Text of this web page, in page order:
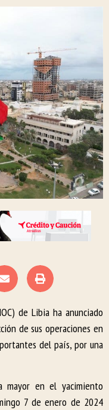
de Libia ha anunciado
de sus operaciones en
del país, por una
mayor en el yacimiento
7 de enero de 2024